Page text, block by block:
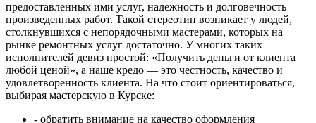
предоставленных ими услуг, надежность и долговечность
произведенных работ. Такой стереотип возникает у людей,
столкнувшихся с непорядочными мастерами, которых на
рынке ремонтных услуг достаточно. У многих таких
исполнителей девиз простой: «Получить деньги от клиента
любой ценой», а наше кредо — это честность, качество и
удовлетворенность клиента. На что стоит ориентироваться,
выбирая мастерскую в Курске:
- обратить внимание на качество оформления